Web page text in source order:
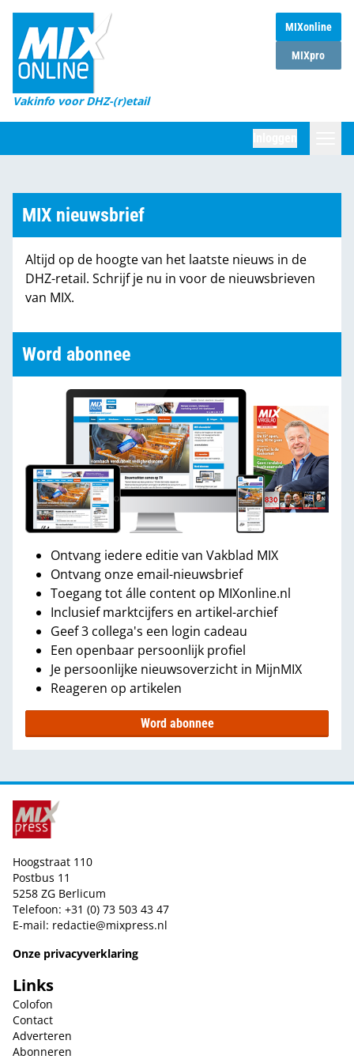
MIXonline
MIXpro
Vakinfo voor DHZ-(r)etail
Home
Magazines
DHZ Sessie
Marktcijfers
Partners
MIX nieuwsbrief
Altijd op de hoogte van het laatste nieuws in de
DHZ-retail. Schrijf je nu in voor de nieuwsbrieven
van MIX.
Word abonnee
Ontvang iedere editie van Vakblad MIX
Ontvang onze email-nieuwsbrief
Toegang tot álle content op MIXonline.nl
Inclusief marktcijfers en artikel-archief
Geef 3 collega's een login cadeau
Een openbaar persoonlijk profiel
Je persoonlijke nieuwsoverzicht in MijnMIX
Reageren op artikelen
Word abonnee
Hoogstraat 110
Postbus 11
5258 ZG Berlicum
Telefoon: +31 (0) 73 503 43 47
E-mail: redactie@mixpress.nl
Onze privacyverklaring
Links
Colofon
Contact
Adverteren
Abonneren